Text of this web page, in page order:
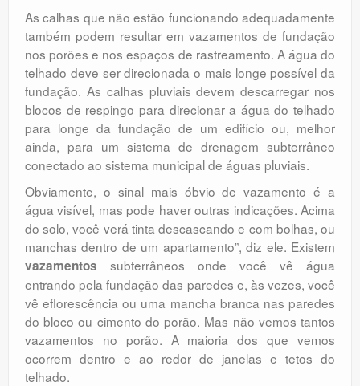
As calhas que não estão funcionando adequadamente
também podem resultar em vazamentos de fundação
nos porões e nos espaços de rastreamento. A água do
telhado deve ser direcionada o mais longe possível da
fundação. As calhas pluviais devem descarregar nos
blocos de respingo para direcionar a água do telhado
para longe da fundação de um edifício ou, melhor
ainda, para um sistema de drenagem subterrâneo
conectado ao sistema municipal de águas pluviais.
Obviamente, o sinal mais óbvio de vazamento é a
água visível, mas pode haver outras indicações. Acima
do solo, você verá tinta descascando e com bolhas, ou
manchas dentro de um apartamento”, diz ele. Existem
vazamentos subterrâneos onde você vê água
entrando pela fundação das paredes e, às vezes, você
vê eflorescência ou uma mancha branca nas paredes
do bloco ou cimento do porão. Mas não vemos tantos
vazamentos no porão. A maioria dos que vemos
ocorrem dentro e ao redor de janelas e tetos do
telhado.